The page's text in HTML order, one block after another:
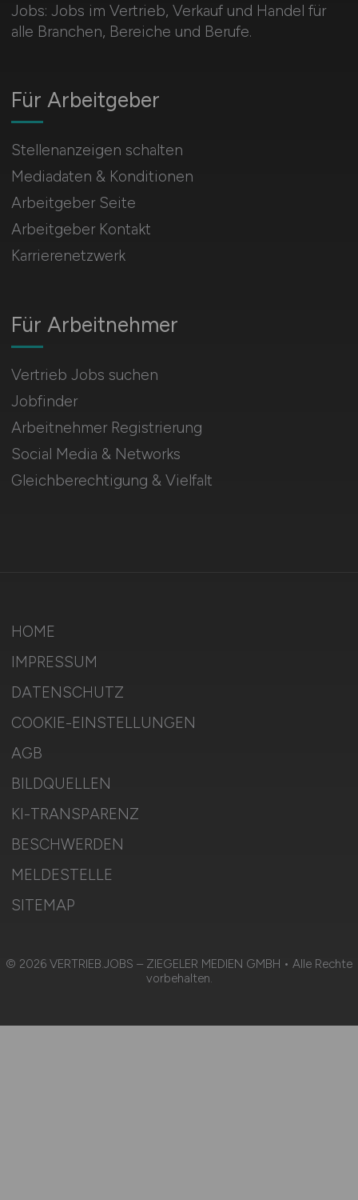
Jobs: Jobs im Vertrieb, Verkauf und Handel für
alle Branchen, Bereiche und Berufe.
Für Arbeitnehmer
Vertrieb Jobs suchen
Jobfinder
Arbeitnehmer Registrierung
Social Media & Networks
Gleichberechtigung & Vielfalt
Für Arbeitgeber
Stellenanzeigen schalten
Mediadaten & Konditionen
Arbeitgeber Seite
Arbeitgeber Kontakt
Karrierenetzwerk
HOME
IMPRESSUM
DATENSCHUTZ
COOKIE-EINSTELLUNGEN
AGB
BILDQUELLEN
KI-TRANSPARENZ
BESCHWERDEN
MELDESTELLE
SITEMAP
© 2026 VERTRIEB.JOBS – ZIEGELER MEDIEN GMBH • Alle Rechte
vorbehalten.